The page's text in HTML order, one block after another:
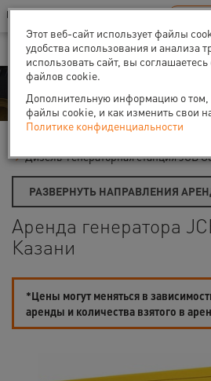
Ваш город:Казань
В Вашем регионе нет наших офисов
Аренда
Дизель-генераторная станция JCB
РАЗВЕРНУТЬ НАПРАВЛЕНИЯ
Аренда генератора
Казани
*Цены могут меняться в
аренды и количества взятого в
Этот веб-сайт использует файлы
удобства использования и анализа
использовать сайт, вы
файлов cookie.
Дополнительную информацию о том,
файлы cookie, и как изменить свои
Политике конфиденциальности